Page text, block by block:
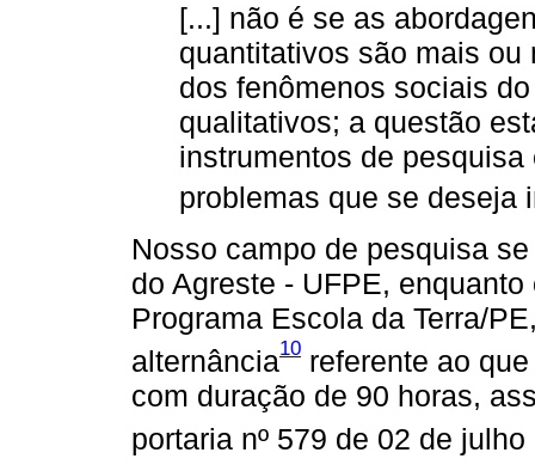
[...] não é se as
quantitativos são mais
dos fenômenos sociais
qualitativos; a questão
instrumentos de
problemas que se deseja
Nosso campo de pesquisa
do Agreste - UFPE,
Programa Escola da Terra/
alternância10 referente ao
com duração de 90 horas,
portaria nº 579 de 02 de